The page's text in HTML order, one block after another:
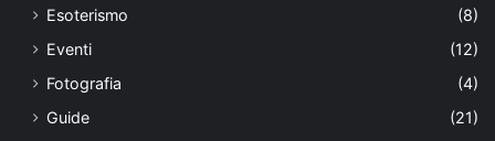
Esoterismo
(8)
Eventi
(12)
Fotografia
(4)
Guide
(21)